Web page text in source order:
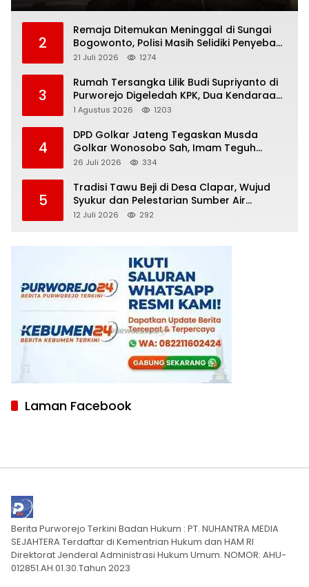
2
Remaja Ditemukan Meninggal di Sungai
Bogowonto, Polisi Masih Selidiki Penyebab
Kematian
21 Juli 2026 1274
3
Rumah Tersangka Lilik Budi Supriyanto di
Purworejo Digeledah KPK, Dua Kendaraan
Diamankan
1 Agustus 2026 1203
4
DPD Golkar Jateng Tegaskan Musda
Golkar Wonosobo Sah, Imam Teguh
Purnomo Terpilih Secara Aklamasi
26 Juli 2026 334
5
Tradisi Tawu Beji di Desa Clapar, Wujud
Syukur dan Pelestarian Sumber Air
Kehidupan yang Tak Pernah Kering
12 Juli 2026 292
Laman Facebook
Berita Purworejo Terkini Badan Hukum : PT. NUHANTRA MEDIA
SEJAHTERA Terdaftar di Kementrian Hukum dan HAM RI
Direktorat Jenderal Administrasi Hukum Umum. NOMOR: AHU-
012851.AH.01.30.Tahun 2023